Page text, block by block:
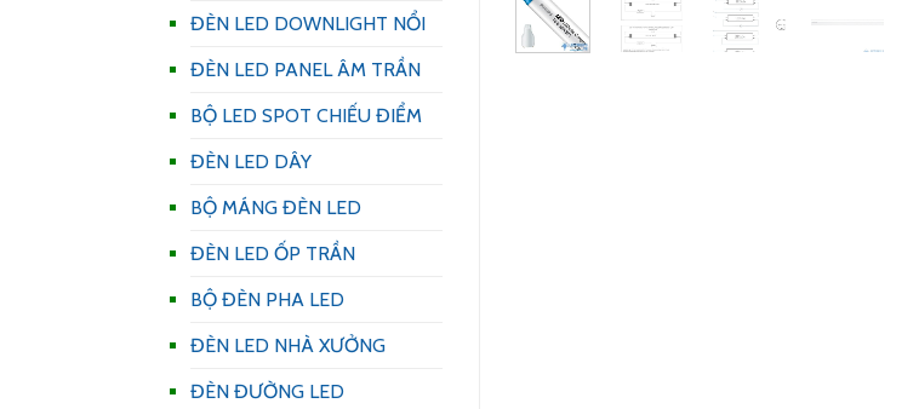
ĐÈN LED DOWNLIGHT NỔI
ĐÈN LED PANEL ÂM TRẦN
BỘ LED SPOT CHIẾU ĐIỂM
ĐÈN LED DÂY
BỘ MÁNG ĐÈN LED
ĐÈN LED ỐP TRẦN
BỘ ĐÈN PHA LED
ĐÈN LED NHÀ XƯỞNG
ĐÈN ĐƯỜNG LED